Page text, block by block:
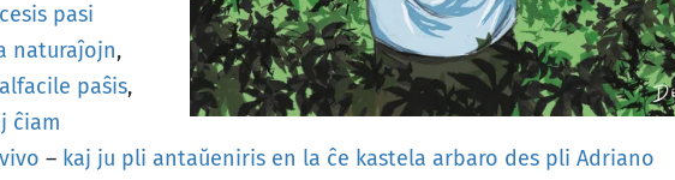
pasi
naturaĵojn,
paŝis,
ĉiam
vivo – kaj ju pli antaŭeniris en la ĉe kastela arbaro des pli Adriano